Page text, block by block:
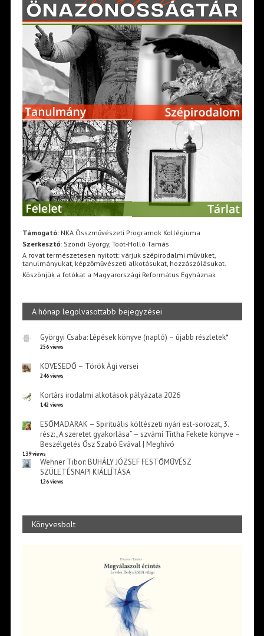
Támogató:NKA Összművészeti Programok Kollégiuma
Szerkesztő:Szondi György, Toót-Holló Tamás
A rovat természetesen nyitott: várjuk szépirodalmi művüket,
tanulmányukat, képzőművészeti alkotásukat, hozzászólásukat.
Köszönjük a fotókat a Magyarországi Református Egyháznak
A hónap legolvasottabb bejegyzései
Györgyi Csaba: Lépések könyve (napló) – újabb részletek*
256 views
KÖVESEDŐ – Török Ági versei
246 views
Kortárs irodalmi alkotások pályázata 2026
142 views
ESŐMADARAK – Spirituális költészeti nyári est-sorozat, 3.
rész: „A szeretet gyakorlása” – szvámí Tírtha Fekete könyve –
Beszélgetés Ősz Szabó Évával | Meghívó
139 views
Wehner Tibor: BUHÁLY JÓZSEF FESTŐMŰVÉSZ
SZÜLETÉSNAPI KIÁLLÍTÁSA
126 views
Könyvesbolt